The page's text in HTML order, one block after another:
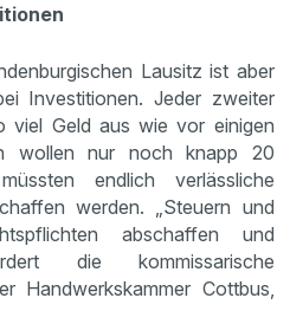
Lausitz ist aber
Investitionen. Jeder zweiter
viel Geld aus wie vor einigen
wollen nur noch knapp 20
endlich verlässliche
werden. „Steuern und
abschaffen und
die kommissarische
Handwerkskammer Cottbus,